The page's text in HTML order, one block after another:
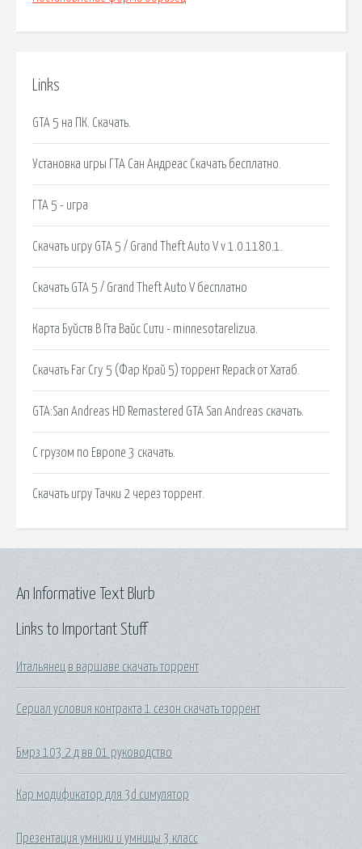
Links
GTA 5 на ПК. Скачать.
Установка игры ГТА Сан Андреас Скачать бесплатно.
ГТА 5 - игра
Скачать игру GTA 5 / Grand Theft Auto V v 1.0.1180.1.
Скачать GTA 5 / Grand Theft Auto V бесплатно
Карта Буйств В Гта Вайс Сити - minnesotarelizua.
Скачать Far Cry 5 (Фар Край 5) торрент Repack от Хатаб.
GTA:San Andreas HD Remastered GTA San Andreas скачать.
С грузом по Европе 3 скачать.
Скачать игру Тачки 2 через торрент.
Links to Important Stuff
Итальянец в варшаве скачать торрент
Сериал условия контракта 1 сезон скачать торрент
Бмрз 103 2 д вв 01 руководство
Кар модификатор для 3d симулятор
Презентация умники и умницы 3 класс
An Informative Text Blurb